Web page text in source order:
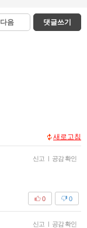
다음 댓글쓰기
새로고침
신고 | 공감 확인
0
0
신고 | 공감 확인